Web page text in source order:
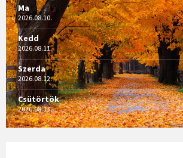
Ma
2026.08.10.
Kedd
2026.08.11.
Szerda
2026.08.12.
Csütörtök
2026.08.13.